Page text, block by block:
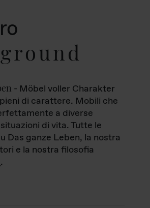
- Möbel voller Charakter
di carattere. Mobili che
a diverse
di vita. Tutte le
Das ganze Leben, la nostra
e la nostra filosofia
.